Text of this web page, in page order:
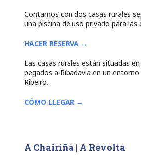
Contamos con dos casas rurales
una piscina de uso privado para las
HACER RESERVA →
Las casas rurales están situadas
pegados a Ribadavia en un
Ribeiro.
CÓMO LLEGAR →
A Chairiña | A Revolta